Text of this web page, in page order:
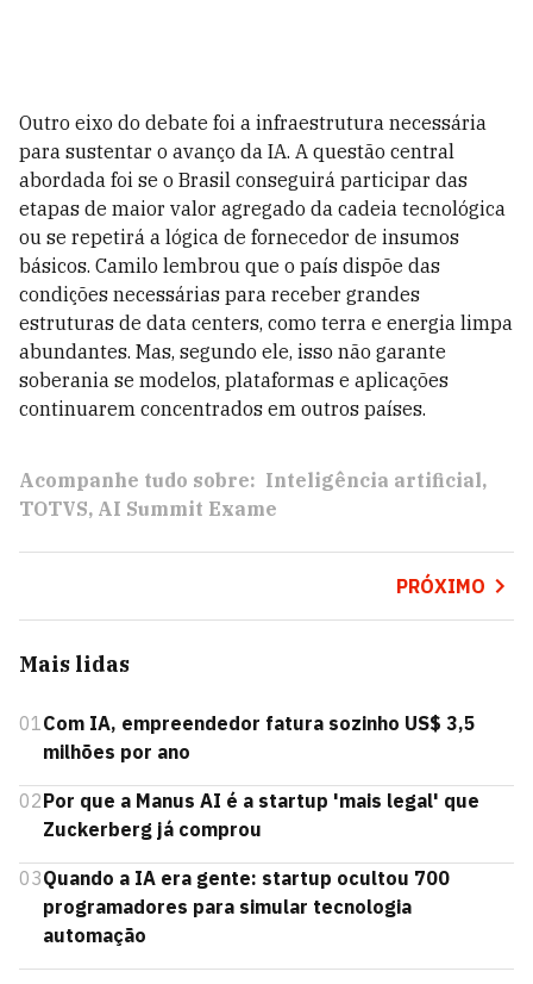
Outro eixo do debate foi a infraestrutura necessária
para sustentar o avanço da IA. A questão central
abordada foi se o Brasil conseguirá participar das
etapas de maior valor agregado da cadeia tecnológica
ou se repetirá a lógica de fornecedor de insumos
básicos. Camilo lembrou que o país dispõe das
condições necessárias para receber grandes
estruturas de data centers, como terra e energia limpa
abundantes. Mas, segundo ele, isso não garante
soberania se modelos, plataformas e aplicações
continuarem concentrados em outros países.
Acompanhe tudo sobre: Inteligência artificial
TOTVS AI Summit Exame
PRÓXIMO
Mais lidas
01Com IA, empreendedor fatura sozinho US$ 3,5
milhões por ano
02Por que a Manus AI é a startup 'mais legal' que
Zuckerberg já comprou
03Quando a IA era gente: startup ocultou 700
programadores para simular tecnologia
automação